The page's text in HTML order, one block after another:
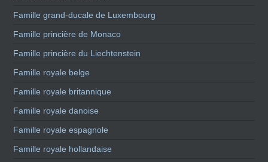
Famille grand-ducale de Luxembourg
Famille princière de Monaco
Famille princière du Liechtenstein
Famille royale belge
Famille royale britannique
Famille royale danoise
Famille royale espagnole
Famille royale hollandaise